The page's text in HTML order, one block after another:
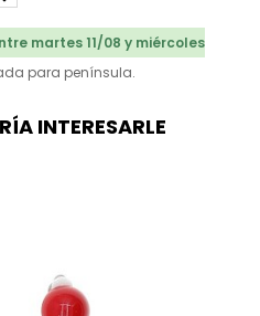
martes 11/08 y miércoles
para península.
INTERESARLE